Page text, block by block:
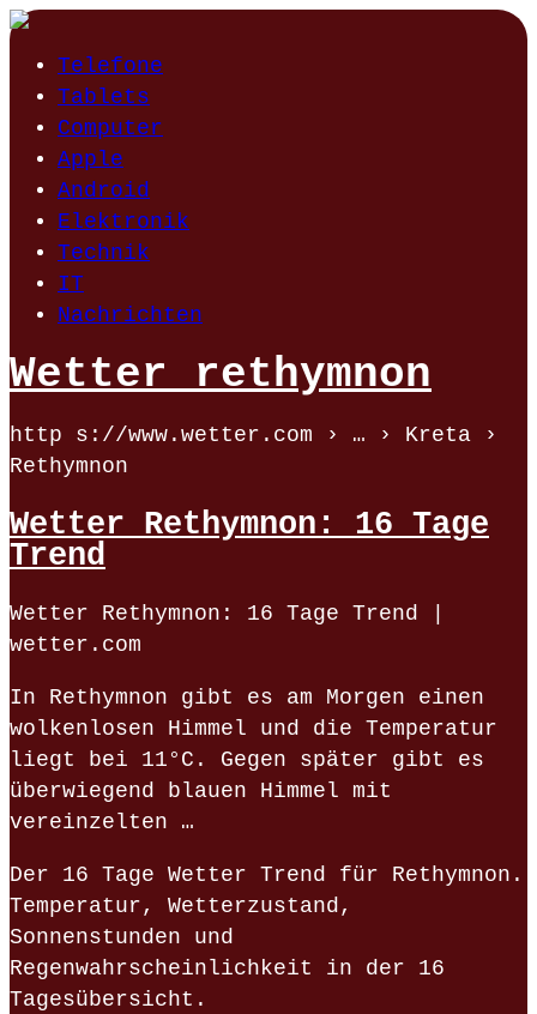
Telefone
Tablets
Computer
Apple
Android
Elektronik
Technik
IT
Nachrichten
Wetter rethymnon
http s://www.wetter.com › … › Kreta ›
Rethymnon
Wetter Rethymnon: 16 Tage
Trend
Wetter Rethymnon: 16 Tage Trend |
wetter.com
In Rethymnon gibt es am Morgen einen
wolkenlosen Himmel und die Temperatur
liegt bei 11°C. Gegen später gibt es
überwiegend blauen Himmel mit
vereinzelten …
Der 16 Tage Wetter Trend für Rethymnon.
Temperatur, Wetterzustand,
Sonnenstunden und
Regenwahrscheinlichkeit in der 16
Tagesübersicht.